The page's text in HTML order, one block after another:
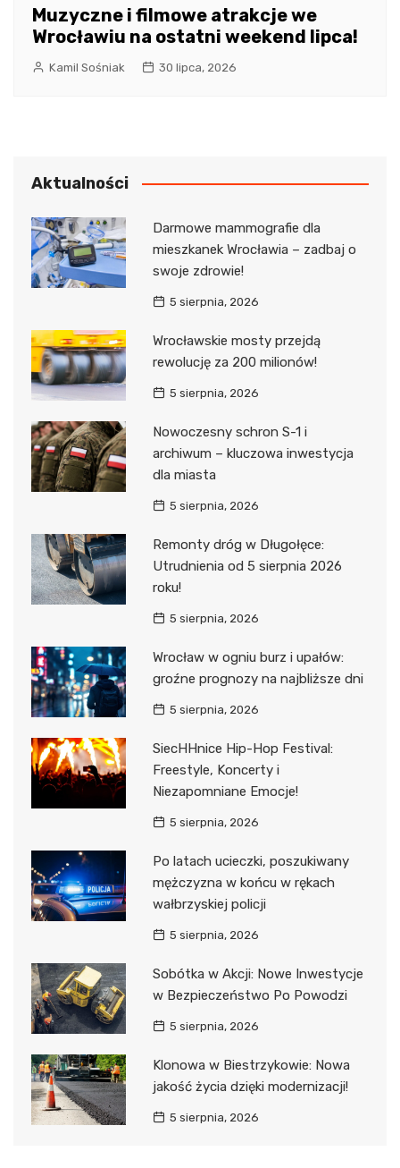
Muzyczne i filmowe atrakcje we
Wrocławiu na ostatni weekend lipca!
Kamil Sośniak 30 lipca, 2026
Aktualności
Darmowe mammografie dla
mieszkanek Wrocławia – zadbaj o
swoje zdrowie!
5 sierpnia, 2026
Wrocławskie mosty przejdą
rewolucję za 200 milionów!
5 sierpnia, 2026
Nowoczesny schron S-1 i
archiwum – kluczowa inwestycja
dla miasta
5 sierpnia, 2026
Remonty dróg w Długołęce:
Utrudnienia od 5 sierpnia 2026
roku!
5 sierpnia, 2026
Wrocław w ogniu burz i upałów:
groźne prognozy na najbliższe dni
5 sierpnia, 2026
SiecHHnice Hip-Hop Festival:
Freestyle, Koncerty i
Niezapomniane Emocje!
5 sierpnia, 2026
Po latach ucieczki, poszukiwany
mężczyzna w końcu w rękach
wałbrzyskiej policji
5 sierpnia, 2026
Sobótka w Akcji: Nowe Inwestycje
w Bezpieczeństwo Po Powodzi
5 sierpnia, 2026
Klonowa w Biestrzykowie: Nowa
jakość życia dzięki modernizacji!
5 sierpnia, 2026